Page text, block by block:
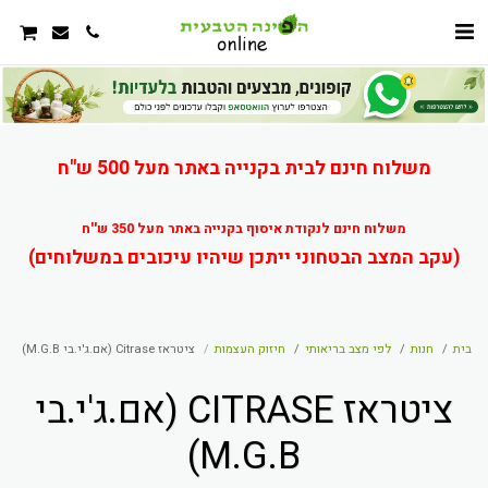
משלוח חינם לבית בקנייה באתר מעל 500 ש"ח
משלוח חינם לנקודת איסוף בקנייה באתר מעל 350 ש''ח
(עקב המצב הבטחוני ייתכן שיהיו עיכובים במשלוחים)
בית חנות לפי מצב בריאותי חיזוק העצמות ציטראז Citrase (אם.ג'י.בי M.G.B)
ציטראז CITRASE (אם.ג'י.בי
M.G.B)